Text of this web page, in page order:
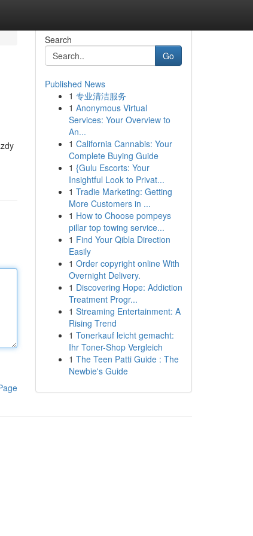
Search
Go
Published News
1 专业清洁服务
1 Anonymous Virtual
Services: Your Overview to
An...
1 California Cannabis: Your
Complete Buying Guide
1 {Gulu Escorts: Your
Insightful Look to Privat...
1 Tradie Marketing: Getting
More Customers in ...
1 How to Choose pompeys
pillar top towing service...
1 Find Your Qibla Direction
Easily
1 Order copyright online With
Overnight Delivery.
1 Discovering Hope: Addiction
Treatment Progr...
1 Streaming Entertainment: A
Rising Trend
1 Tonerkauf leicht gemacht:
Ihr Toner-Shop Vergleich
1 The Teen Patti Guide : The
Newbie's Guide